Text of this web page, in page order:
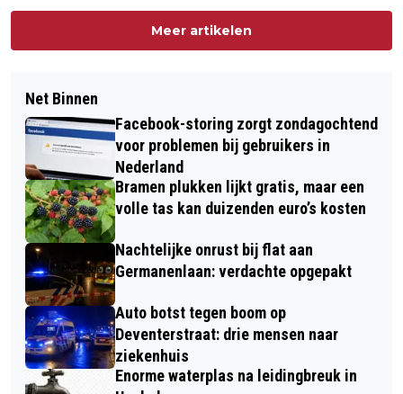
Meer artikelen
Net Binnen
Facebook-storing zorgt zondagochtend
voor problemen bij gebruikers in
Nederland
Bramen plukken lijkt gratis, maar een
volle tas kan duizenden euro’s kosten
Nachtelijke onrust bij flat aan
Germanenlaan: verdachte opgepakt
Auto botst tegen boom op
Deventerstraat: drie mensen naar
ziekenhuis
Enorme waterplas na leidingbreuk in